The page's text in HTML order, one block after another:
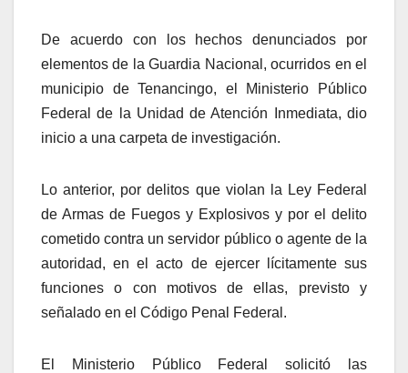
De acuerdo con los hechos denunciados por
elementos de la Guardia Nacional, ocurridos en el
municipio de Tenancingo, el Ministerio Público
Federal de la Unidad de Atención Inmediata, dio
inicio a una carpeta de investigación.
Lo anterior, por delitos que violan la Ley Federal
de Armas de Fuegos y Explosivos y por el delito
cometido contra un servidor público o agente de la
autoridad, en el acto de ejercer lícitamente sus
funciones o con motivos de ellas, previsto y
señalado en el Código Penal Federal.
El Ministerio Público Federal solicitó las